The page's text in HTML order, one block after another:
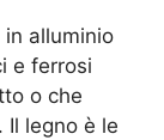
in alluminio
e ferrosi
o che
Il legno è le